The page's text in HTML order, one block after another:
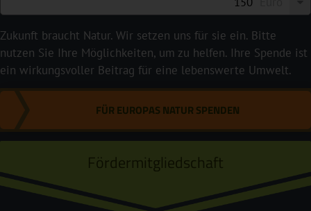
Zukunft braucht Natur. Wir setzen uns für sie ein. Bitte
nutzen Sie Ihre Möglichkeiten, um zu helfen. Ihre Spende ist
ein wirkungsvoller Beitrag für eine lebenswerte Umwelt.
FÜR EUROPAS NATUR SPENDEN
Fördermitgliedschaft